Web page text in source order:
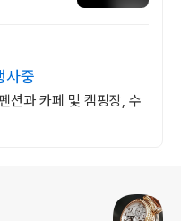
사중
션과 카페 및 캠핑장, 수